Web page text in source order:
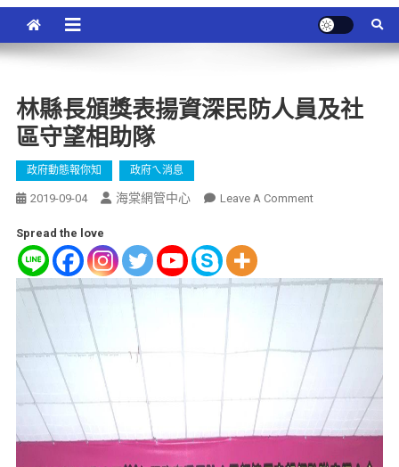
林縣長頒獎表揚資深民防人員及社
區守望相助隊
政府動態報你知 政府ㄟ消息
2019-09-04 海棠網管中心 Leave A Comment
Spread the love